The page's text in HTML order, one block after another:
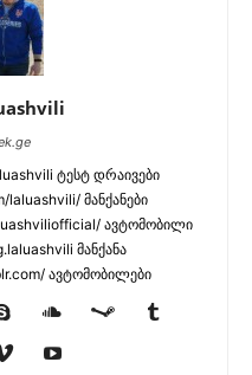
ტესტ დრაივები
მანქანები
ავტომობილი
მანქანა
ავტომობილები